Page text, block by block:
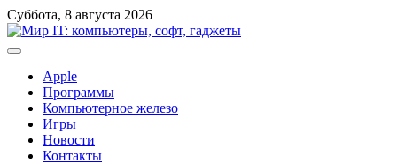
Перейти
к
содержимому
Суббота, 8 августа 2026
Apple
Программы
Компьютерное железо
Игры
Новости
Контакты